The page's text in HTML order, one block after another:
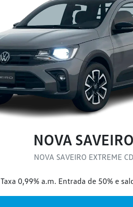
NOVA SAVEIRO
NOVA SAVEIRO EXTREME CD
Taxa 0,99% a.m. Entrada de 50% e